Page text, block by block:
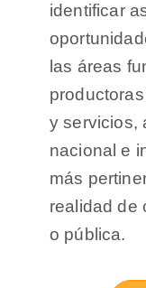
identificar
las áreas
y servicios,
nacional e
más
realidad de
o pública.